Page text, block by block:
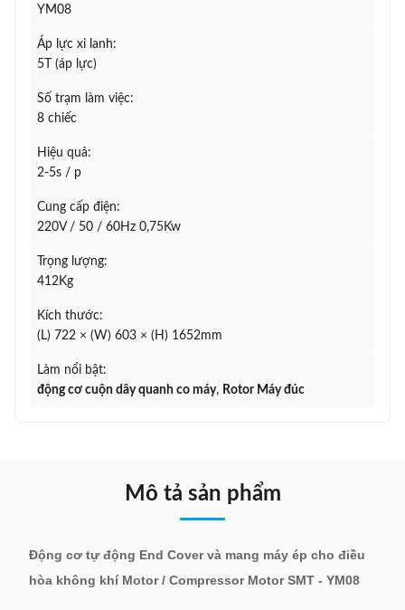
YM08
Áp lực xi lanh:
5T (áp lực)
Số trạm làm việc:
8 chiếc
Hiệu quả:
2-5s / p
Cung cấp điện:
220V / 50 / 60Hz 0,75Kw
Trọng lượng:
412Kg
Kích thước:
(L) 722 × (W) 603 × (H) 1652mm
Làm nổi bật:
động cơ cuộn dây quanh co máy, Rotor Máy đúc
Mô tả sản phẩm
Động cơ tự động End Cover và mang máy ép cho điều
hòa không khí Motor / Compressor Motor SMT - YM08